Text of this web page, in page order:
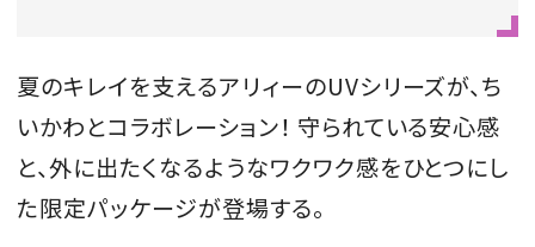
会員登録
Log in or Sign up
夏のキレイを支えるアリィーのUVシリーズが、ち
いかわとコラボレーション！ 守られている安心感
と、外に出たくなるようなワクワク感をひとつにし
た限定パッケージが登場する。